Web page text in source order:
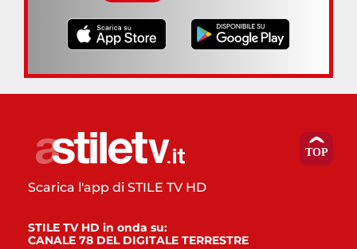
Scarica l'app di STILE TV HD
STILE TV HD in onda su:
CANALE 78 DEL DIGITALE TERRESTRE